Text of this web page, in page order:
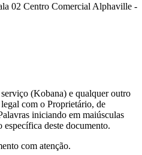
02 Centro Comercial Alphaville -
(Kobana) e qualquer outro
com o Proprietário, de
iniciando em maiúsculas
específica deste documento.
com atenção.